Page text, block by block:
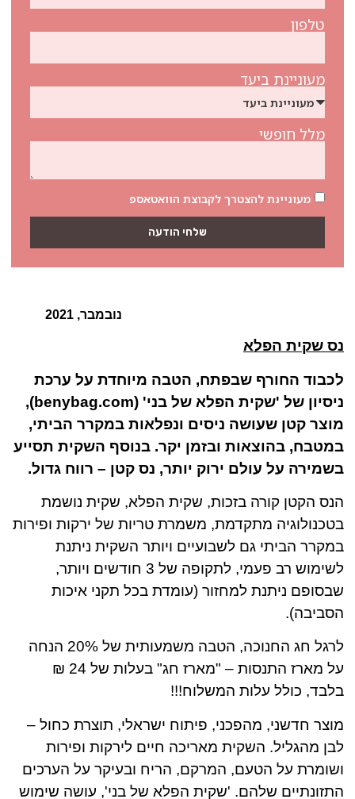
טלפון
מעוניינת ביעד
מלל חופשי
מעוניינת להצטרך לקבוצת הוואטאספ
שלחי הודעה
נובמבר, 2021
נס שקית הפלא
לכבוד החורף שבפתח, הטבה מיוחדת על ערכת
ניסיון של 'שקית הפלא של בני' (benybag.com),
מוצר קטן שעושה ניסים ונפלאות במקרר הביתי,
במטבח, בהוצאות ובזמן יקר. בנוסף השקית תסייע
בשמירה על עולם ירוק יותר, נס קטן – רווח גדול.
הנס הקטן קורה בזכות, שקית הפלא, שקית נושמת
בטכנולוגיה מתקדמת, משמרת טריות של ירקות ופירות
במקרר הביתי גם לשבועיים ויותר השקית ניתנת
לשימוש רב פעמי, לתקופה של 3 חודשים ויותר,
שבסופם ניתנת למחזור (עומדת בכל תקני איכות
הסביבה).
לרגל חג החנוכה, הטבה משמעותית של 20% הנחה
על מארז התנסות – "מארז חג" בעלות של 24 ₪
בלבד, כולל עלות המשלוח!!!
מוצר חדשני, מהפכני, פיתוח ישראלי, תוצרת כחול –
לבן מהגליל. השקית מאריכה חיים לירקות ופירות
ושומרת על הטעם, המרקם, הריח ובעיקר על הערכים
התזונתיים שלהם. 'שקית הפלא של בני', עושה שימוש